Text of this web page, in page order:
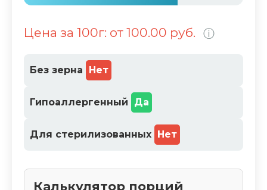
Цена за 100г: от 100.00 руб. ⓘ
Без зерна Нет
Гипоаллергенный Да
Для стерилизованных Нет
Калькулятор порций